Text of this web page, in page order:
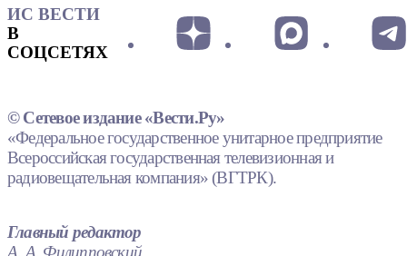
ИС ВЕСТИ
В
СОЦСЕТЯХ
© Сетевое издание «Вести.Ру»
«Федеральное государственное унитарное предприятие
Всероссийская государственная телевизионная и
радиовещательная компания» (ВГТРК).
Главный редактор
А. А. Филипповский